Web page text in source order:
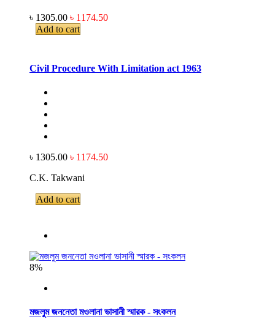
৳ 1305.00 ৳ 1174.50
Add to cart
Civil Procedure With Limitation act 1963
৳ 1305.00 ৳ 1174.50
C.K. Takwani
Add to cart
8%
মজলুম জননেতা মওলানা ভাসানী স্মারক - সংকলন